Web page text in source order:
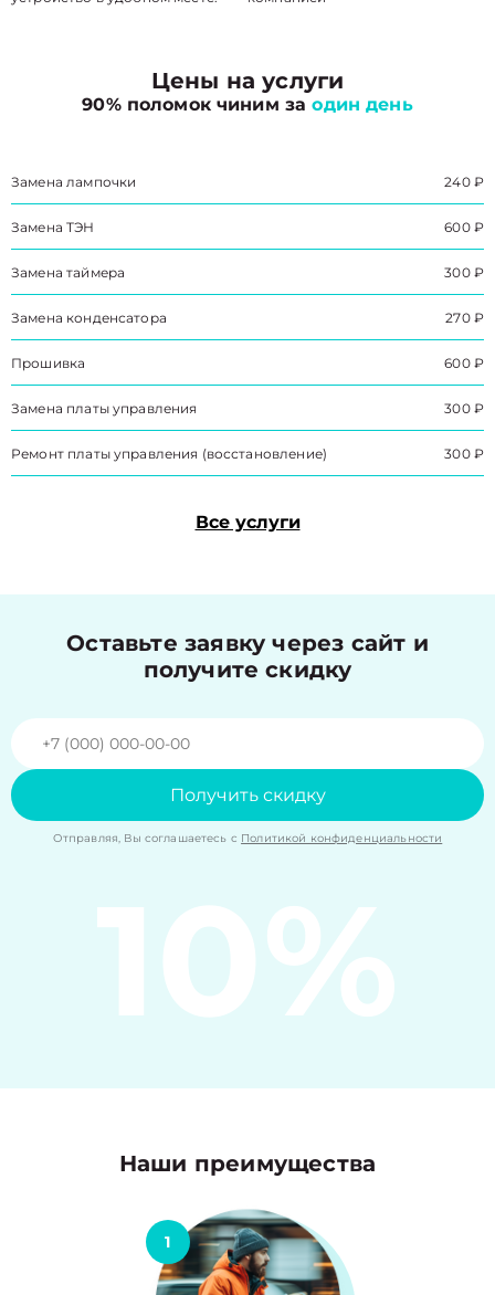
Цены на услуги
90% поломок чиним заодин день
Замена лампочки 240 ₽
Замена ТЭН 600 ₽
Замена таймера 300 ₽
Замена конденсатора 270 ₽
Прошивка 600 ₽
Замена платы управления 300 ₽
Ремонт платы управления (восстановление) 300 ₽
Все услуги
Оставьте заявку через сайт и
получите скидку
Получить скидку
Отправляя, Вы соглашаетесь с Политикой конфиденциальности
10%
Наши преимущества
1